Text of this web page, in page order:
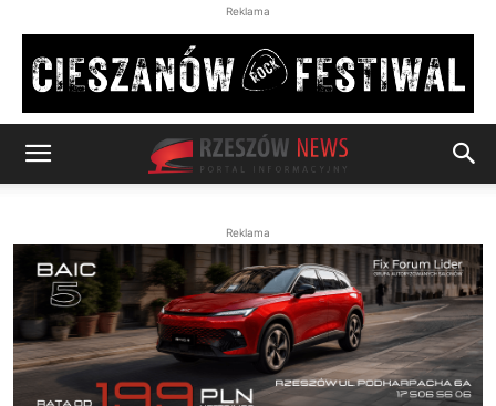
Reklama
Reklama